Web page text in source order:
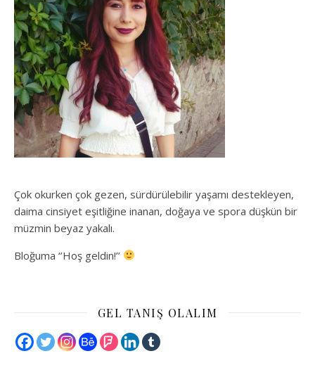
Çok okurken çok gezen, sürdürülebilir yaşamı destekleyen,
daima cinsiyet eşitliğine inanan, doğaya ve spora düşkün bir
müzmin beyaz yakalı.
Bloğuma ‘’Hoş geldin!’’
GEL TANIŞ OLALIM